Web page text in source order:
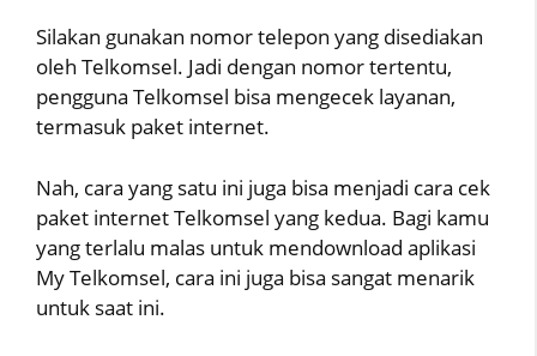
Silakan gunakan nomor telepon yang disediakan
oleh Telkomsel. Jadi dengan nomor tertentu,
pengguna Telkomsel bisa mengecek layanan,
termasuk paket internet.
Nah, cara yang satu ini juga bisa menjadi cara cek
paket internet Telkomsel yang kedua. Bagi kamu
yang terlalu malas untuk mendownload aplikasi
My Telkomsel, cara ini juga bisa sangat menarik
untuk saat ini.